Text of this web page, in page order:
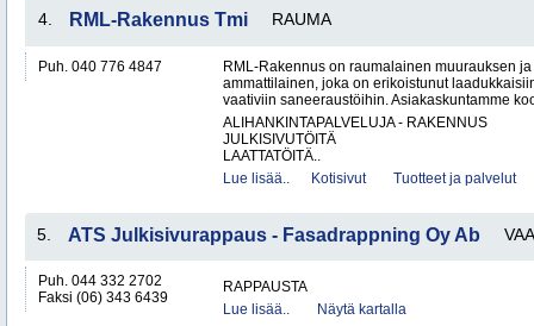
4. RML-Rakennus Tmi RAUMA
Puh. 040 776 4847
RML-Rakennus on raumalainen muurauksen
ammattilainen, joka on erikoistunut
vaativiin saneeraustöihin. Asiakaskuntamme
ALIHANKINTAPALVELUJA - RAKENNUS
JULKISIVUTÖITÄ
LAATTATÖITÄ..
Lue lisää..
Kotisivut Tuotteet ja palvelut
5. ATS Julkisivurappaus - Fasadrappning Oy Ab
Puh. 044 332 2702
Faksi (06) 343 6439
RAPPAUSTA
Lue lisää..
Näytä kartalla